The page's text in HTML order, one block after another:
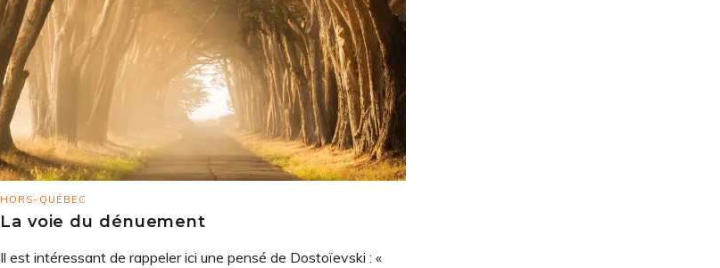
HORS-QUÉBEC
La voie du dénuement
Il est intéressant de rappeler ici une pensé de Dostoïevski : «